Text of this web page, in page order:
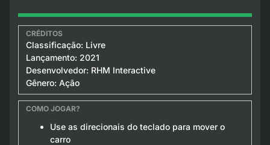
Classificação: Livre
Lançamento: 2021
Desenvolvedor: RHM Interactive
Gênero: Ação
Use as direcionais do teclado para mover o
carro